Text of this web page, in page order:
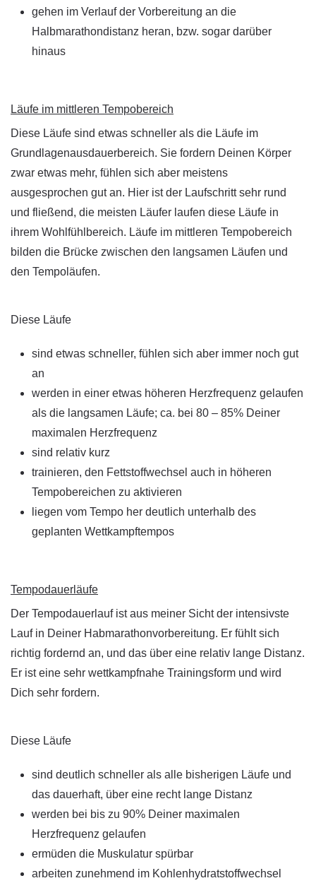
gehen im Verlauf der Vorbereitung an die
Halbmarathondistanz heran, bzw. sogar darüber
hinaus
Läufe im mittleren Tempobereich
Diese Läufe sind etwas schneller als die Läufe im
Grundlagenausdauerbereich. Sie fordern Deinen Körper
zwar etwas mehr, fühlen sich aber meistens
ausgesprochen gut an. Hier ist der Laufschritt sehr rund
und fließend, die meisten Läufer laufen diese Läufe in
ihrem Wohlfühlbereich. Läufe im mittleren Tempobereich
bilden die Brücke zwischen den langsamen Läufen und
den Tempoläufen.
Diese Läufe
sind etwas schneller, fühlen sich aber immer noch gut
an
werden in einer etwas höheren Herzfrequenz gelaufen
als die langsamen Läufe; ca. bei 80 – 85% Deiner
maximalen Herzfrequenz
sind relativ kurz
trainieren, den Fettstoffwechsel auch in höheren
Tempobereichen zu aktivieren
liegen vom Tempo her deutlich unterhalb des
geplanten Wettkampftempos
Tempodauerläufe
Der Tempodauerlauf ist aus meiner Sicht der intensivste
Lauf in Deiner Habmarathonvorbereitung. Er fühlt sich
richtig fordernd an, und das über eine relativ lange Distanz.
Er ist eine sehr wettkampfnahe Trainingsform und wird
Dich sehr fordern.
Diese Läufe
sind deutlich schneller als alle bisherigen Läufe und
das dauerhaft, über eine recht lange Distanz
werden bei bis zu 90% Deiner maximalen
Herzfrequenz gelaufen
ermüden die Muskulatur spürbar
arbeiten zunehmend im Kohlenhydratstoffwechsel